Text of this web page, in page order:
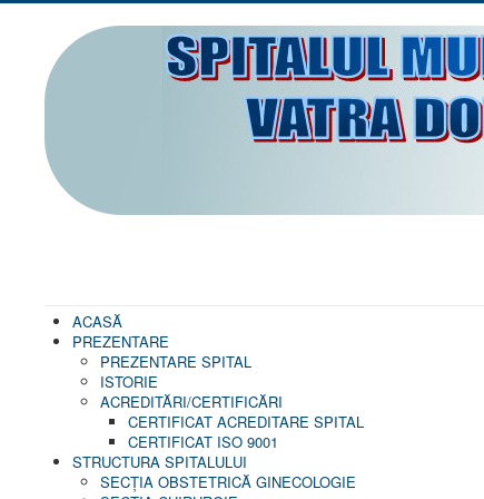
ACASĂ
PREZENTARE
PREZENTARE SPITAL
ISTORIE
ACREDITĂRI/CERTIFICĂRI
CERTIFICAT ACREDITARE SPITAL
CERTIFICAT ISO 9001
STRUCTURA SPITALULUI
SECŢIA OBSTETRICĂ GINECOLOGIE